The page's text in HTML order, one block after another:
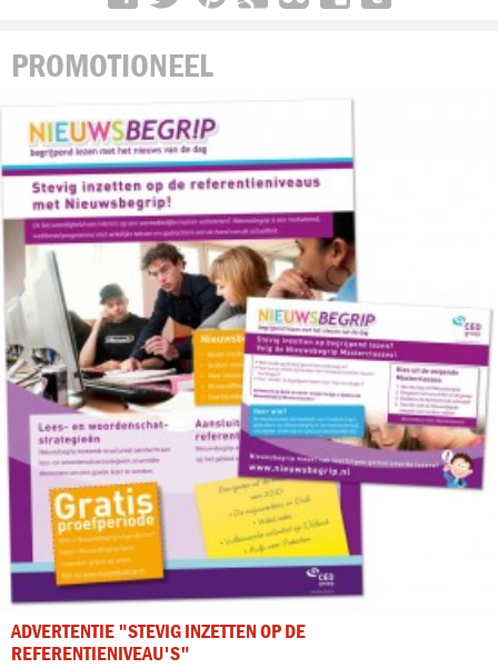
PROMOTIONEEL
ADVERTENTIE "STEVIG INZETTEN OP DE
REFERENTIENIVEAU'S"